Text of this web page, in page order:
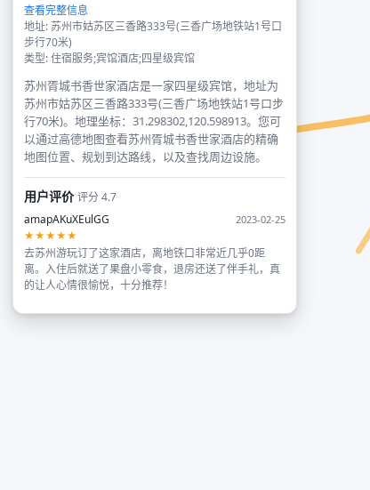
查看完整信息
地址: 苏州市姑苏区三香路333号(三香广场地铁站1号口
步行70米)
类型: 住宿服务;宾馆酒店;四星级宾馆
苏州胥城书香世家酒店是一家四星级宾馆，地址为
苏州市姑苏区三香路333号(三香广场地铁站1号口步
行70米)。地理坐标：31.298302,120.598913。您可
以通过高德地图查看苏州胥城书香世家酒店的精确
地图位置、规划到达路线，以及查找周边设施。
用户评价评分 4.7
amapAKuXEulGG
2023-02-25
★★★★★
去苏州游玩订了这家酒店，离地铁口非常近几乎0距
离。入住后就送了果盘小零食，退房还送了伴手礼，真
的让人心情很愉悦，十分推荐！